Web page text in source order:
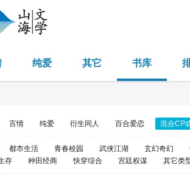
纯爱 其它 书库
言情 纯爱 衍生同人 百合爱恋 混合CP
都市生活 青春校园 武侠江湖 玄幻奇幻
存
种田经商 快穿综合 宫廷权谋 其它类